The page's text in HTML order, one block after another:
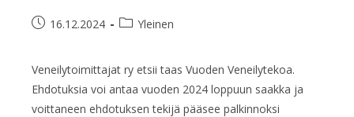
Artikkeli16.12.2024
Artikkelin
Yleinen
Veneilytoimittajat ry etsii taas Vuoden Veneilytekoa.
Ehdotuksia voi antaa vuoden 2024 loppuun saakka ja
voittaneen ehdotuksen tekijä pääsee palkinnoksi